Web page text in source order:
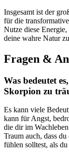
Insgesamt‌ ist ⁤der
für⁢ die
Nutze diese
‌deine ​wahre Natur
Fragen &
Was bedeutet
Skorpion zu
Es kann viele​
kann‍ für Angst,
die‌ dir⁣ im
Traum auch,⁣ dass
fühlen solltest, als du‌